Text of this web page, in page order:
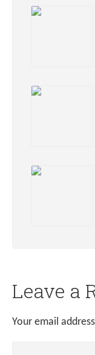
Leave a
Your email